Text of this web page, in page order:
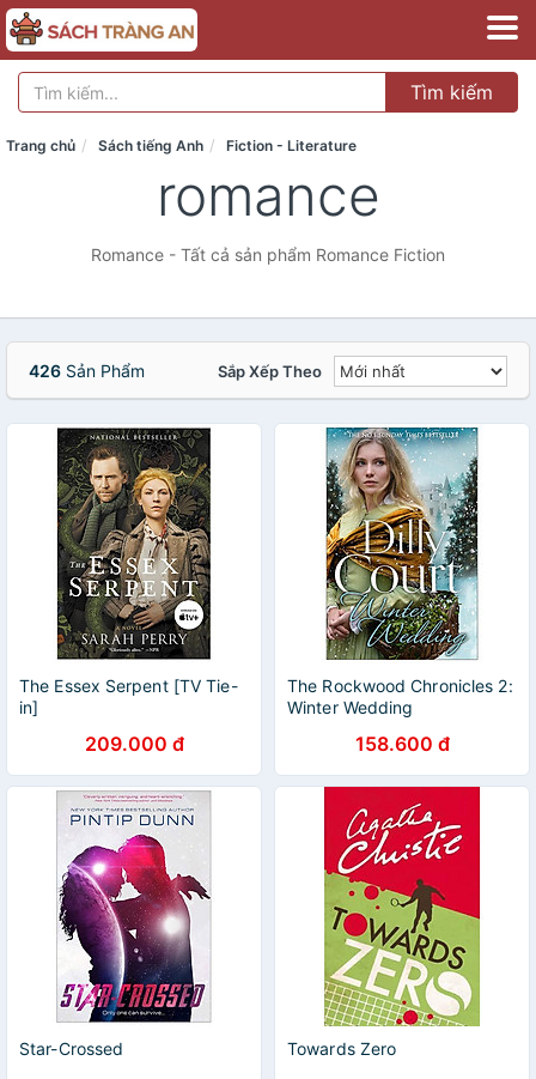
Tìm kiếm
Trang chủ Sách tiếng Anh Fiction - Literature
romance
Romance - Tất cả sản phẩm Romance Fiction
426 Sản Phẩm Sắp Xếp Theo
The Essex Serpent [TV Tie-
in]
209.000 đ
The Rockwood Chronicles 2:
Winter Wedding
158.600 đ
Star-Crossed Towards Zero